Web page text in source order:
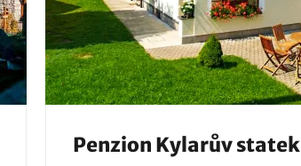
Penzion Kylarův statek